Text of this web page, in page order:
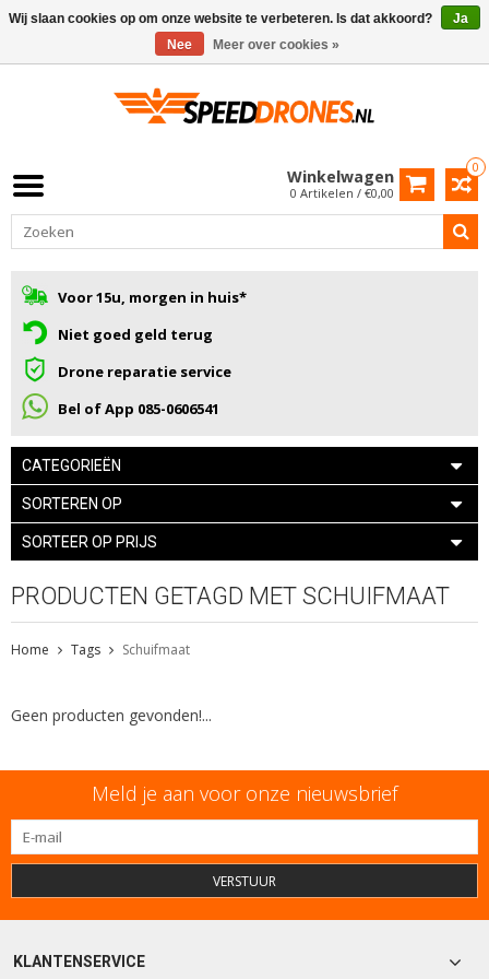
0
Winkelwagen
0 Artikelen / €0,00
Voor 15u, morgen in huis*
Niet goed geld terug
Drone reparatie service
Bel of App 085-0606541
CATEGORIEËN
SORTEREN OP
SORTEER OP PRIJS
PRODUCTEN GETAGD MET SCHUIFMAAT
Home Tags Schuifmaat
Geen producten gevonden!...
Meld je aan voor onze nieuwsbrief
VERSTUUR
KLANTENSERVICE
Wij slaan cookies op om onze website te verbeteren. Is dat akkoord?
Ja
Nee
Meer over cookies »